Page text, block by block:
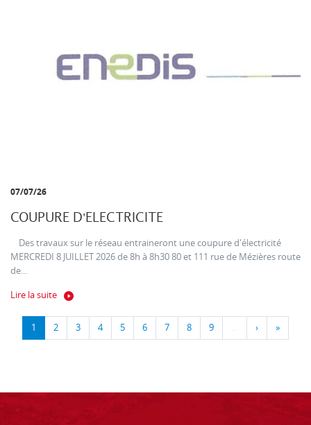
07/07/26
COUPURE D'ELECTRICITE
Des travaux sur le réseau entraineront une coupure d'électricité
MERCREDI 8 JUILLET 2026 de 8h à 8h30 80 et 111 rue de Mézières route
de...
Lire la suite
1 2 3 4 5 6 7 8 9 … › »